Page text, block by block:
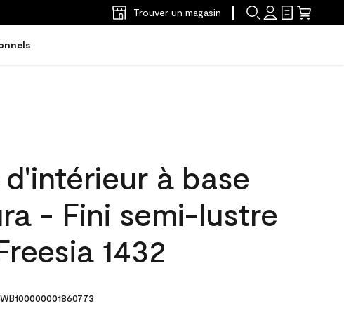
Trouver un magasin
à base
- Fini semi-lustre
1432